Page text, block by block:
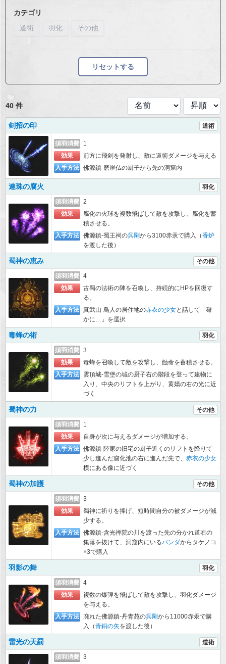
カテゴリ
道術
羽化 その他
リセットする
40 件
剣招の印 道術
須羽消費
1
効果
前方に飛剣を発射し、敵に道術ダメージを与える
入手方法 佛源鎮-磨崖仏の厨子から先の洞窟内
連珠の腐火 羽化
須羽消費 2
効果
腐化の火球を複数飛ばして敵を攻撃し、腐化を蓄
積させる。
入手方法 佛源鎮-蜀王祠の呉剛から3100赤汞で購入（香炉
を渡した後）
蜀神の恵み その他
須羽消費 4
効果
古蜀の法術の陣を召喚し、持続的にHPを回復す
る。
入手方法 真武山-鳥人の居住地の赤衣の少女と話して「確
かに…」を選択
毒蜂の術 羽化
須羽消費 3
効果
毒蜂を召喚して敵を攻撃し、蝕命を蓄積させる。
入手方法
雲頂城-雪堡の城の厨子右の階段を登って建物に
入り、中央のリフトを上がり、黄嫣の右の光に近
づく
蜀神の力 その他
須羽消費
1
効果
自身が次に与えるダメージが増加する。
入手方法 佛源鎮-陸家の旧宅の厨子近くのリフトを降りて
少し進んだ腐化池の右に進んだ先で、 赤衣の少女
横にある像に近づく
蜀神の加護 その他
須羽消費 3
効果
蜀神に祈りを捧げ、短時間自分の被ダメージが減
少する。
入手方法 佛源鎮-含光禅院の川を渡った先の分かれ道右の
集落を抜けて、洞窟内にいるパンダからタケノコ
×3で購入
羽影の舞 羽化
須羽消費 4
効果
複数の爆弾を飛ばして敵を攻撃し、羽化ダメージ
を与える。
入手方法
廃れた佛源鎮-丹青苑の呉剛から11000赤汞で購
入（青銅の矢を渡した後）
雷光の天罰 道術
須羽消費 3